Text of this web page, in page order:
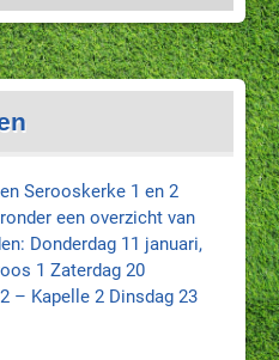
Serooskerke 1 en 2
een overzicht van
Donderdag 11 januari,
1 Zaterdag 20
– Kapelle 2 Dinsdag 23